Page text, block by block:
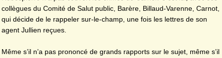
collègues du Comité de Salut public, Barère, Billaud-Varenne, Carnot,
qui décide de le rappeler sur-le-champ, une fois les lettres de son
agent Jullien reçues.
Même s’il n’a pas prononcé de grands rapports sur le sujet, même s’il